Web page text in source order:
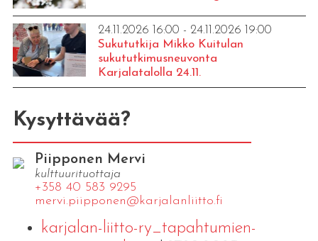
24.11.2026 16:00 - 24.11.2026 19:00
Sukututkija Mikko Kuitulan
sukututkimusneuvonta
Karjalatalolla 24.11.
Kysyttävää?
Piipponen Mervi
kulttuurituottaja
+358 40 583 9295
mervi.​piipponen@​kar​jala​nlii​tto.​fi
karjalan-liitto-ry_tapahtumien-